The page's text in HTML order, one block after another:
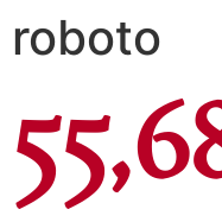
roboto